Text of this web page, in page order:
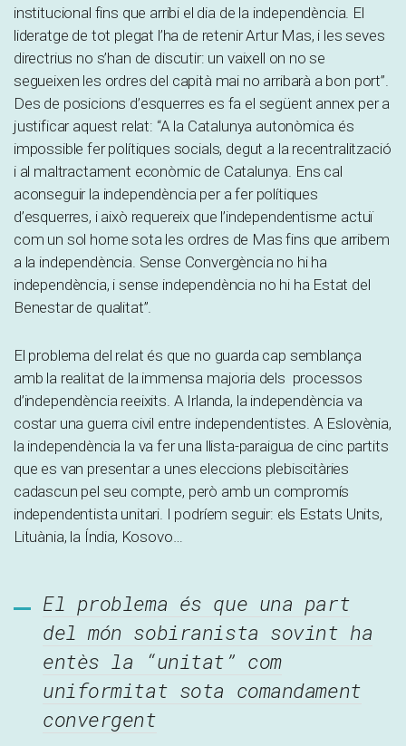
institucional fins que arribi el dia de la independència. El
lideratge de tot plegat l’ha de retenir Artur Mas, i les seves
directrius no s’han de discutir: un vaixell on no se
segueixen les ordres del capità mai no arribarà a bon port”.
Des de posicions d’esquerres es fa el següent annex per a
justificar aquest relat: “A la Catalunya autonòmica és
impossible fer polítiques socials, degut a la recentralització
i al maltractament econòmic de Catalunya. Ens cal
aconseguir la independència per a fer polítiques
d’esquerres, i això requereix que l’independentisme actuï
com un sol home sota les ordres de Mas fins que arribem
a la independència. Sense Convergència no hi ha
independència, i sense independència no hi ha Estat del
Benestar de qualitat”.
El problema del relat és que no guarda cap semblança
amb la realitat de la immensa majoria dels processos
d’independència reeixits. A Irlanda, la independència va
costar una guerra civil entre independentistes. A Eslovènia,
la independència la va fer una llista-paraigua de cinc partits
que es van presentar a unes eleccions plebiscitàries
cadascun pel seu compte, però amb un compromís
independentista unitari. I podríem seguir: els Estats Units,
Lituània, la Índia, Kosovo…
El problema és que una part
del món sobiranista sovint ha
entès la “unitat” com
uniformitat sota comandament
convergent